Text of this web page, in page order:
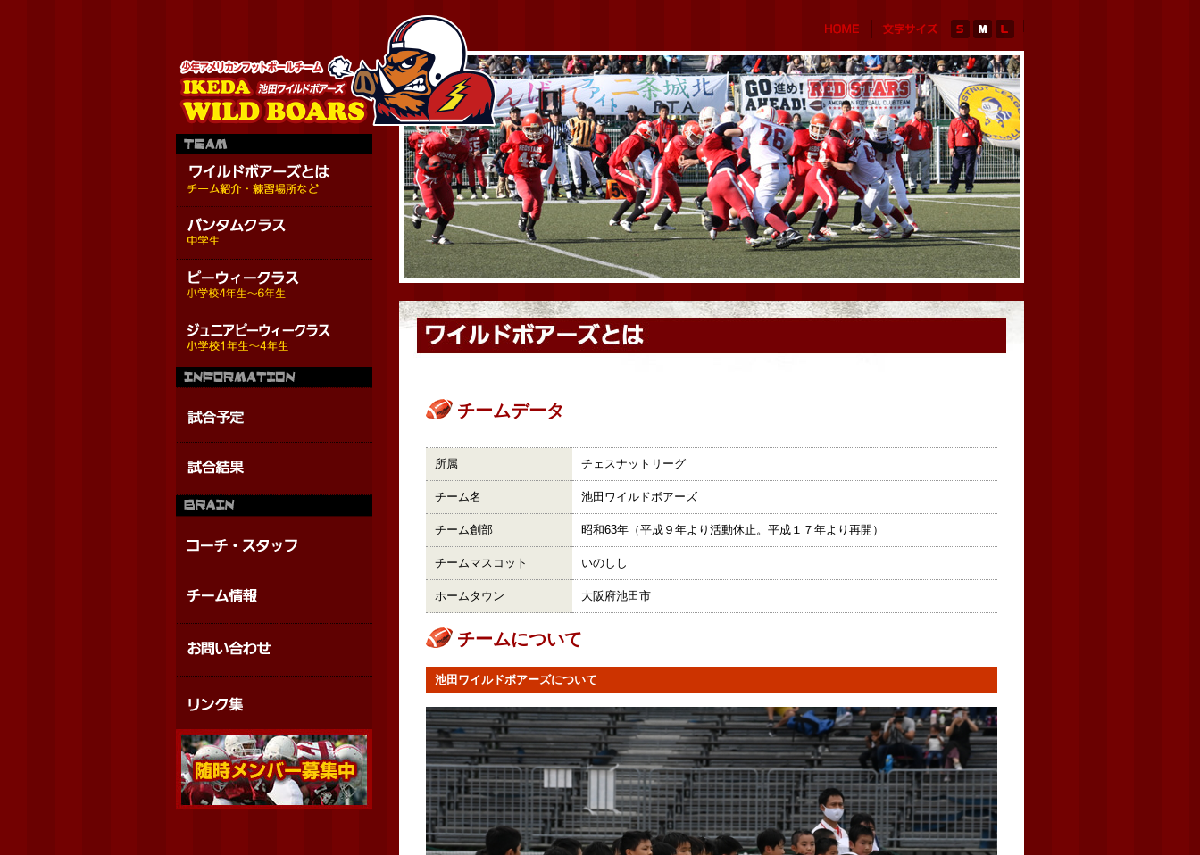
チームデータ
所属 チェスナットリーグ
チーム名 池田ワイルドボアーズ
チーム創部 昭和63年（平成９年より活動休止。平成１７年より再開）
チームマスコット いのしし
ホームタウン 大阪府池田市
チームについて
池田ワイルドボアーズについて